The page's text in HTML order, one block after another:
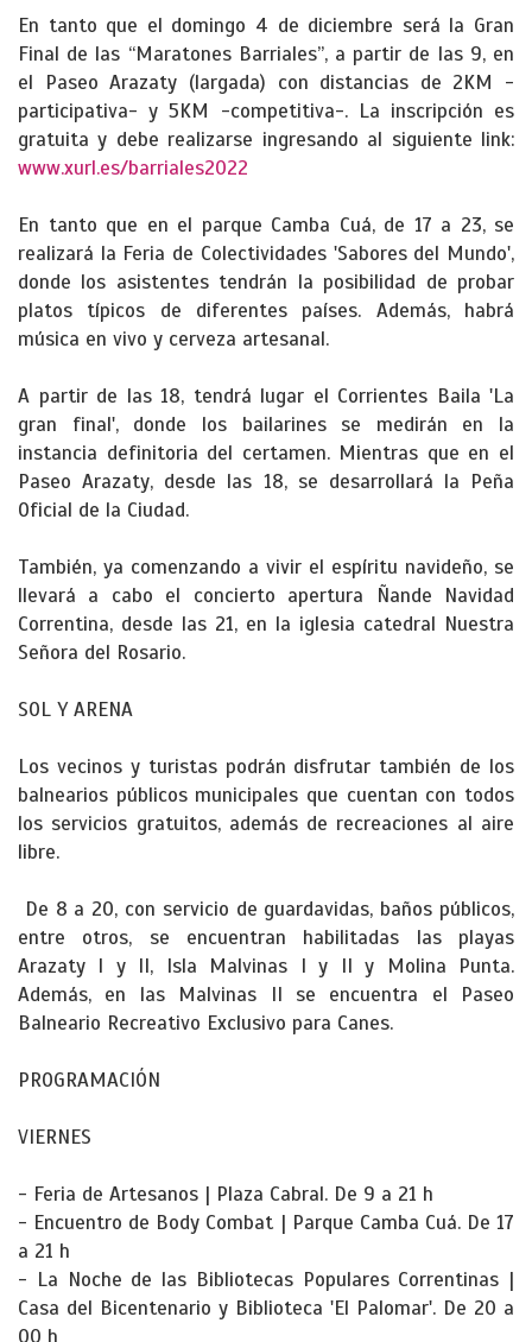
En tanto que el domingo 4 de diciembre será la Gran
Final de las “Maratones Barriales”, a partir de las 9, en
el Paseo Arazaty (largada) con distancias de 2KM -
participativa- y 5KM -competitiva-. La inscripción es
gratuita y debe realizarse ingresando al siguiente link:
www.xurl.es/barriales2022
En tanto que en el parque Camba Cuá, de 17 a 23, se
realizará la Feria de Colectividades 'Sabores del Mundo',
donde los asistentes tendrán la posibilidad de probar
platos típicos de diferentes países. Además, habrá
música en vivo y cerveza artesanal.
A partir de las 18, tendrá lugar el Corrientes Baila 'La
gran final', donde los bailarines se medirán en la
instancia definitoria del certamen. Mientras que en el
Paseo Arazaty, desde las 18, se desarrollará la Peña
Oficial de la Ciudad.
También, ya comenzando a vivir el espíritu navideño, se
llevará a cabo el concierto apertura Ñande Navidad
Correntina, desde las 21, en la iglesia catedral Nuestra
Señora del Rosario.
SOL Y ARENA
Los vecinos y turistas podrán disfrutar también de los
balnearios públicos municipales que cuentan con todos
los servicios gratuitos, además de recreaciones al aire
libre.
De 8 a 20, con servicio de guardavidas, baños públicos,
entre otros, se encuentran habilitadas las playas
Arazaty I y II, Isla Malvinas I y II y Molina Punta.
Además, en las Malvinas II se encuentra el Paseo
Balneario Recreativo Exclusivo para Canes.
PROGRAMACIÓN
VIERNES
- Feria de Artesanos | Plaza Cabral. De 9 a 21 h
- Encuentro de Body Combat | Parque Camba Cuá. De 17
a 21 h
- La Noche de las Bibliotecas Populares Correntinas |
Casa del Bicentenario y Biblioteca 'El Palomar'. De 20 a
00 h